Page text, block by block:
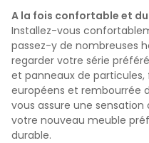
A la fois confortable et
Installez-vous
passez-y de nombreuses
regarder votre série
et panneaux de
européens et rembourrée
vous assure une sensation
votre nouveau meuble
durable.